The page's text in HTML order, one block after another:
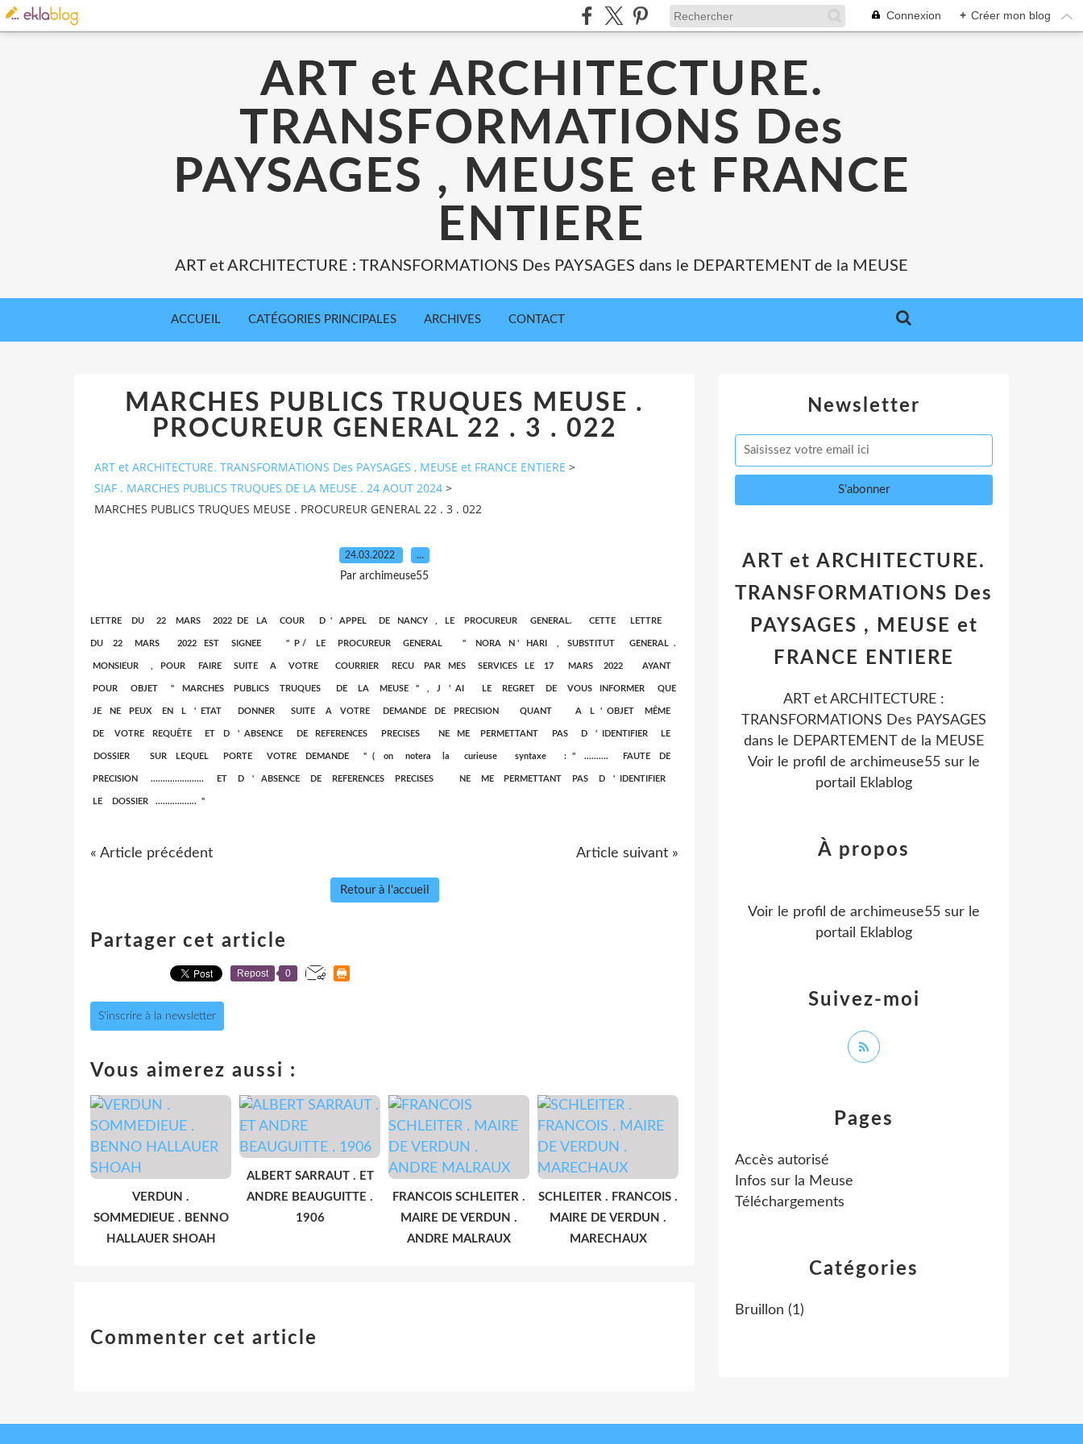
Connexion + Créer mon blog
ART et ARCHITECTURE.
TRANSFORMATIONS Des
PAYSAGES , MEUSE et FRANCE
ENTIERE
ART et ARCHITECTURE : TRANSFORMATIONS Des PAYSAGES dans le DEPARTEMENT de la MEUSE
ACCUEIL CATÉGORIES PRINCIPALES ARCHIVES CONTACT
MARCHES PUBLICS TRUQUES MEUSE .
PROCUREUR GENERAL 22 . 3 . 022
ART et ARCHITECTURE. TRANSFORMATIONS Des PAYSAGES , MEUSE et FRANCE ENTIERE >
SIAF . MARCHES PUBLICS TRUQUES DE LA MEUSE . 24 AOUT 2024 >
MARCHES PUBLICS TRUQUES MEUSE . PROCUREUR GENERAL 22 . 3 . 022
24.03.2022 …
Par archimeuse55
LETTRE DU 22 MARS 2022 DE LA COUR D ' APPEL DE NANCY , LE PROCUREUR GENERAL. CETTE LETTRE
DU 22 MARS 2022 EST SIGNEE " P / LE PROCUREUR GENERAL " NORA N ' HARI , SUBSTITUT GENERAL .
MONSIEUR , POUR FAIRE SUITE A VOTRE COURRIER RECU PAR MES SERVICES LE 17 MARS 2022 AYANT
POUR OBJET " MARCHES PUBLICS TRUQUES DE LA MEUSE " , J ' AI LE REGRET DE VOUS INFORMER QUE
JE NE PEUX EN L ' ETAT DONNER SUITE A VOTRE DEMANDE DE PRECISION QUANT A L ' OBJET MÊME
DE VOTRE REQUÊTE ET D ' ABSENCE DE REFERENCES PRECISES NE ME PERMETTANT PAS D ' IDENTIFIER LE
DOSSIER SUR LEQUEL PORTE VOTRE DEMANDE " ( on notera la curieuse syntaxe : " .......... FAUTE DE
PRECISION ...................... ET D ' ABSENCE DE REFERENCES PRECISES NE ME PERMETTANT PAS D ' IDENTIFIER
LE DOSSIER ................. "
« Article précédent Article suivant »
Retour à l'accueil
Partager cet article
Repost 0
S'inscrire à la newsletter
Vous aimerez aussi :
VERDUN .
SOMMEDIEUE . BENNO
HALLAUER SHOAH
ALBERT SARRAUT . ET
ANDRE BEAUGUITTE .
1906
FRANCOIS SCHLEITER .
MAIRE DE VERDUN .
ANDRE MALRAUX
SCHLEITER . FRANCOIS .
MAIRE DE VERDUN .
MARECHAUX
Commenter cet article
Newsletter
Catégories
Bruillon (1)
Pages
Accès autorisé
Infos sur la Meuse
Téléchargements
ART et ARCHITECTURE.
TRANSFORMATIONS Des
PAYSAGES , MEUSE et
FRANCE ENTIERE
ART et ARCHITECTURE :
TRANSFORMATIONS Des PAYSAGES
dans le DEPARTEMENT de la MEUSE
Voir le profil de archimeuse55 sur le
portail Eklablog
Suivez-moi
À propos
Voir le profil de archimeuse55 sur le
portail Eklablog